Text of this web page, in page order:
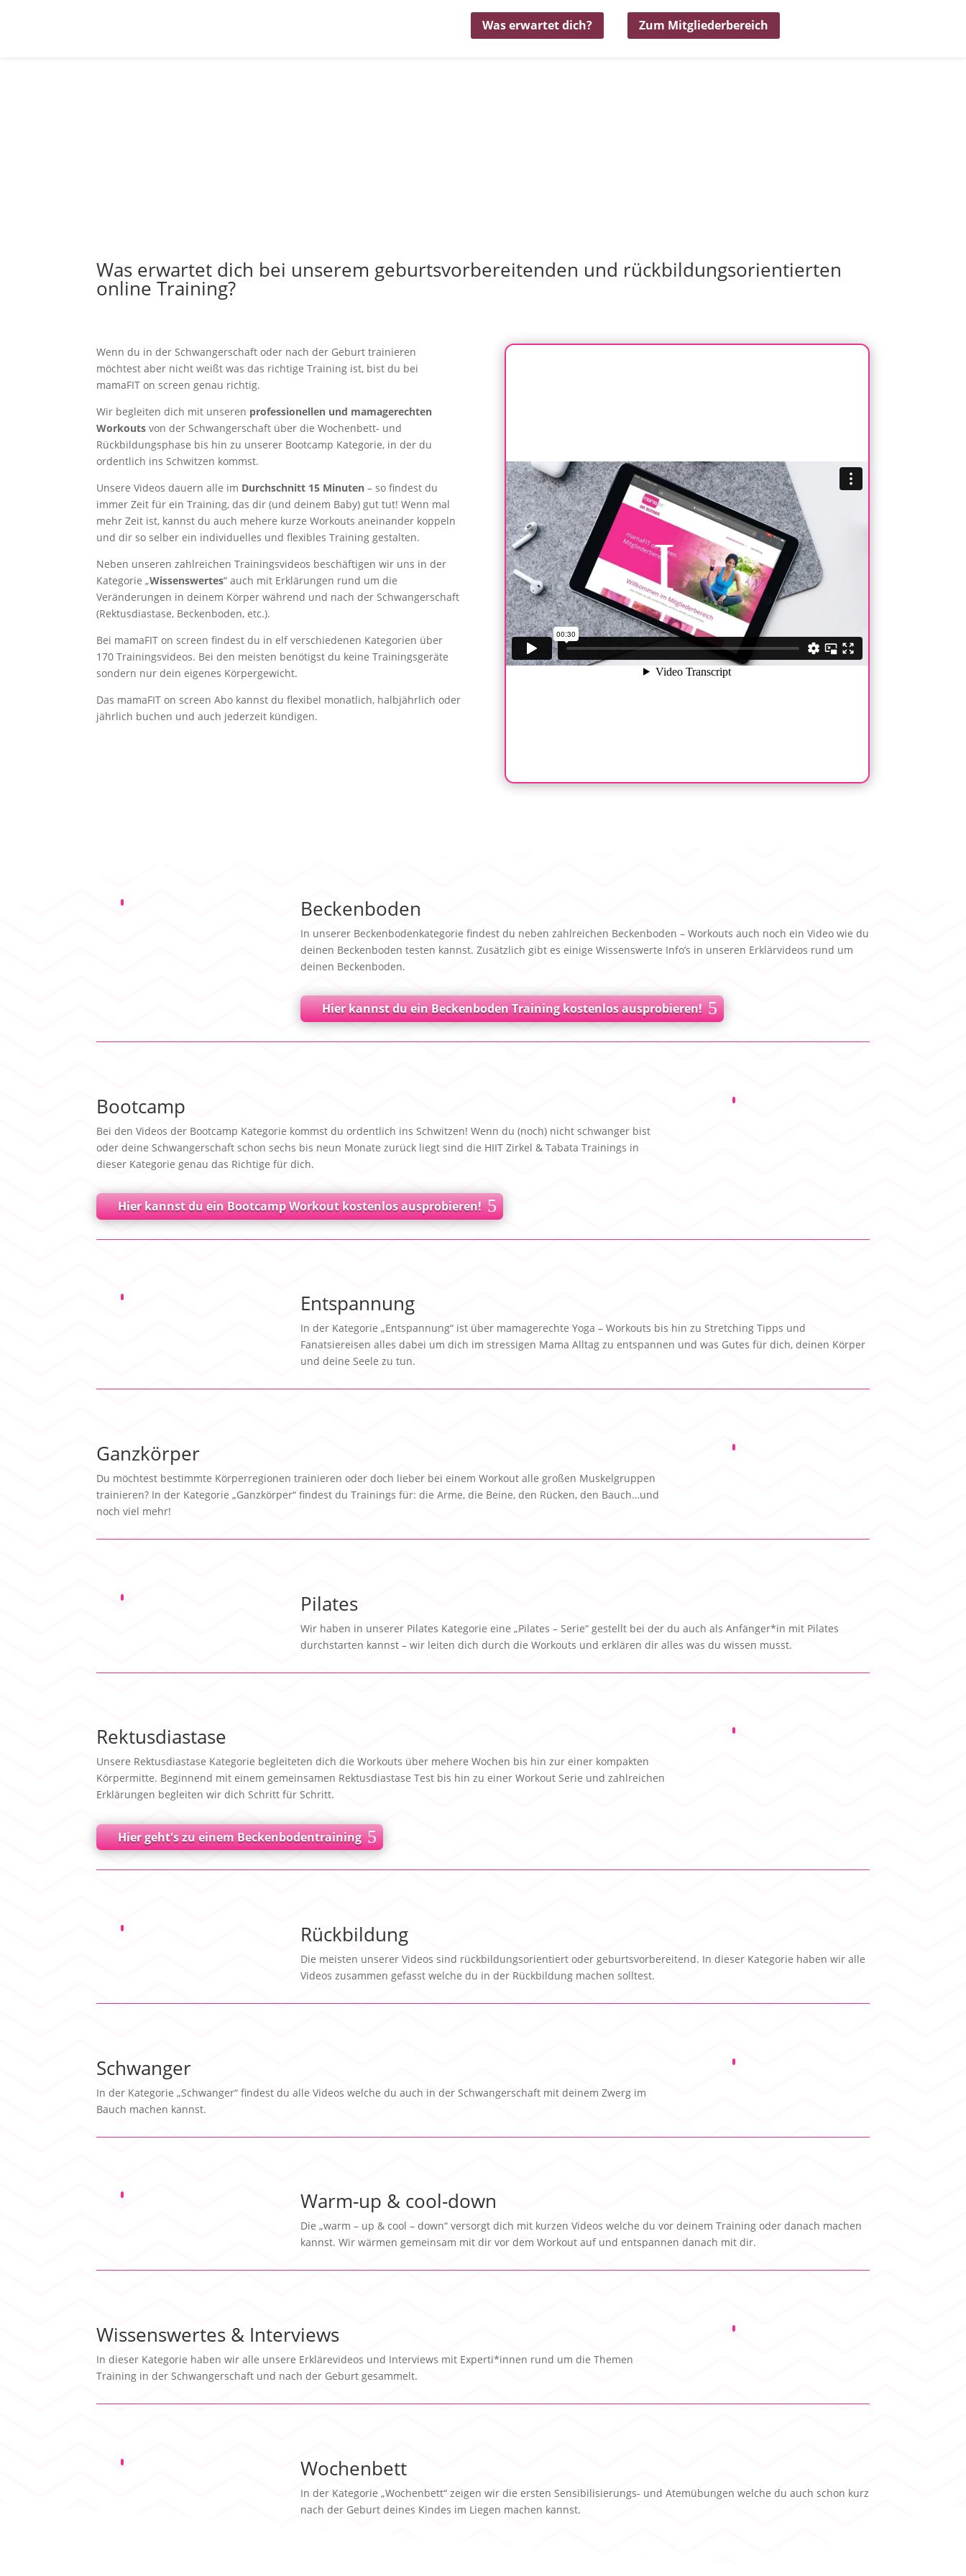
Was erwartet dich? Zum Mitgliederbereich
Was erwartet dich bei unserem geburtsvorbereitenden und rückbildungsorientierten
online Training?
Wenn du in der Schwangerschaft oder nach der Geburt trainieren
möchtest aber nicht weißt was das richtige Training ist, bist du bei
mamaFIT on screen genau richtig.
Wir begleiten dich mit unseren professionellen und mamagerechten
Workouts von der Schwangerschaft über die Wochenbett- und
Rückbildungsphase bis hin zu unserer Bootcamp Kategorie, in der du
ordentlich ins Schwitzen kommst.
Unsere Videos dauern alle im Durchschnitt 15 Minuten – so findest du
immer Zeit für ein Training, das dir (und deinem Baby) gut tut! Wenn mal
mehr Zeit ist, kannst du auch mehere kurze Workouts aneinander koppeln
und dir so selber ein individuelles und flexibles Training gestalten.
Neben unseren zahlreichen Trainingsvideos beschäftigen wir uns in der
Kategorie „Wissenswertes“ auch mit Erklärungen rund um die
Veränderungen in deinem Körper während und nach der Schwangerschaft
(Rektusdiastase, Beckenboden, etc.).
Bei mamaFIT on screen findest du in elf verschiedenen Kategorien über
170 Trainingsvideos. Bei den meisten benötigst du keine Trainingsgeräte
sondern nur dein eigenes Körpergewicht.
Das mamaFIT on screen Abo kannst du flexibel monatlich, halbjährlich oder
jährlich buchen und auch jederzeit kündigen.
Beckenboden
In unserer Beckenbodenkategorie findest du neben zahlreichen Beckenboden – Workouts auch noch ein Video wie du
deinen Beckenboden testen kannst. Zusätzlich gibt es einige Wissenswerte Info’s in unseren Erklärvideos rund um
deinen Beckenboden.
Hier kannst du ein Beckenboden Training kostenlos ausprobieren!
Bootcamp
Bei den Videos der Bootcamp Kategorie kommst du ordentlich ins Schwitzen! Wenn du (noch) nicht schwanger bist
oder deine Schwangerschaft schon sechs bis neun Monate zurück liegt sind die HIIT Zirkel & Tabata Trainings in
dieser Kategorie genau das Richtige für dich.
Hier kannst du ein Bootcamp Workout kostenlos ausprobieren!
Entspannung
In der Kategorie „Entspannung“ ist über mamagerechte Yoga – Workouts bis hin zu Stretching Tipps und
Fanatsiereisen alles dabei um dich im stressigen Mama Alltag zu entspannen und was Gutes für dich, deinen Körper
und deine Seele zu tun.
Ganzkörper
Du möchtest bestimmte Körperregionen trainieren oder doch lieber bei einem Workout alle großen Muskelgruppen
trainieren? In der Kategorie „Ganzkörper“ findest du Trainings für: die Arme, die Beine, den Rücken, den Bauch…und
noch viel mehr!
Pilates
Wir haben in unserer Pilates Kategorie eine „Pilates – Serie“ gestellt bei der du auch als Anfänger*in mit Pilates
durchstarten kannst – wir leiten dich durch die Workouts und erklären dir alles was du wissen musst.
Rektusdiastase
Unsere Rektusdiastase Kategorie begleiteten dich die Workouts über mehere Wochen bis hin zur einer kompakten
Körpermitte. Beginnend mit einem gemeinsamen Rektusdiastase Test bis hin zu einer Workout Serie und zahlreichen
Erklärungen begleiten wir dich Schritt für Schritt.
Hier geht's zu einem Beckenbodentraining
Rückbildung
Die meisten unserer Videos sind rückbildungsorientiert oder geburtsvorbereitend. In dieser Kategorie haben wir alle
Videos zusammen gefasst welche du in der Rückbildung machen solltest.
Schwanger
In der Kategorie „Schwanger“ findest du alle Videos welche du auch in der Schwangerschaft mit deinem Zwerg im
Bauch machen kannst.
Warm-up & cool-down
Die „warm – up & cool – down“ versorgt dich mit kurzen Videos welche du vor deinem Training oder danach machen
kannst. Wir wärmen gemeinsam mit dir vor dem Workout auf und entspannen danach mit dir.
Wissenswertes & Interviews
In dieser Kategorie haben wir alle unsere Erklärevideos und Interviews mit Experti*innen rund um die Themen
Training in der Schwangerschaft und nach der Geburt gesammelt.
Wochenbett
In der Kategorie „Wochenbett“ zeigen wir die ersten Sensibilisierungs- und Atemübungen welche du auch schon kurz
nach der Geburt deines Kindes im Liegen machen kannst.